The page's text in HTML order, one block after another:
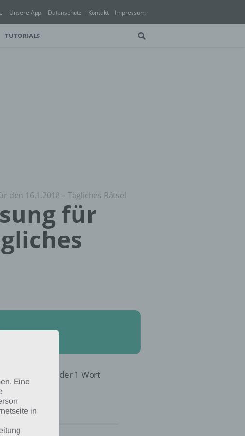
Unsere App Datenschutz Kontakt Impressum
TUTORIALS
den 16.1.2018 – Tägliches Rätsel
für
2018 in 4 Bilder 1 Wort
Eine
in